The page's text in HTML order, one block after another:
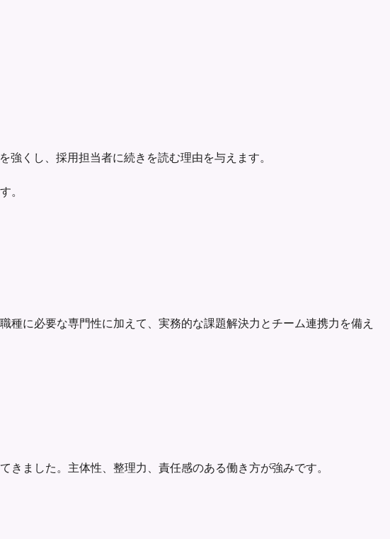
くし、採用担当者に続きを読む理由を与えます。
。
種に必要な専門性に加えて、実務的な課題解決力とチーム連携力を備え
ました。主体性、整理力、責任感のある働き方が強みです。